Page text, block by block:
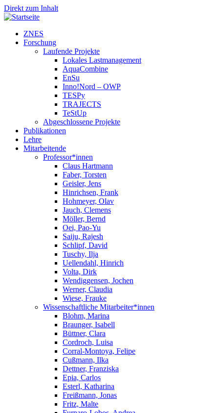
Direkt zum Inhalt
ZNES
Forschung
Laufende Projekte
Lokales Lastmanagement
AquaCombine
EnSu
Inno!Nord – OWP
TESPy
TRAJECTS
TeStUp
Abgeschlossene Projekte
Publikationen
Lehre
Mitarbeitende
Professor*innen
Claus Hartmann
Faber, Torsten
Geisler, Jens
Hinrichsen, Frank
Hohmeyer, Olav
Jauch, Clemens
Möller, Bernd
Oei, Pao-Yu
Saiju, Rajesh
Schlipf, David
Tuschy, Ilja
Uellendahl, Hinrich
Volta, Dirk
Wendiggensen, Jochen
Werner, Claudia
Wiese, Frauke
Wissenschaftliche Mitarbeiter*innen
Blohm, Marina
Braunger, Isabell
Büttner, Clara
Cordroch, Luisa
Corral-Montoya, Felipe
Cußmann, Ilka
Dettner, Franziska
Epia, Carlos
Esterl, Katharina
Freißmann, Jonas
Fritz, Malte